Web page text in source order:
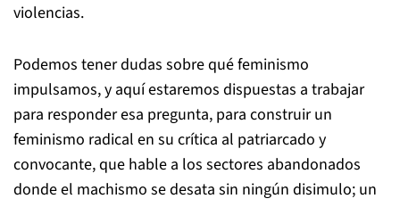
violencias.
Podemos tener dudas sobre qué feminismo
impulsamos, y aquí estaremos dispuestas a trabajar
para responder esa pregunta, para construir un
feminismo radical en su crítica al patriarcado y
convocante, que hable a los sectores abandonados
donde el machismo se desata sin ningún disimulo; un